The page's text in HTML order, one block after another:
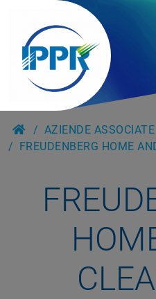
AZIENDE ASSOCIATE
FREUDENBERG HOME